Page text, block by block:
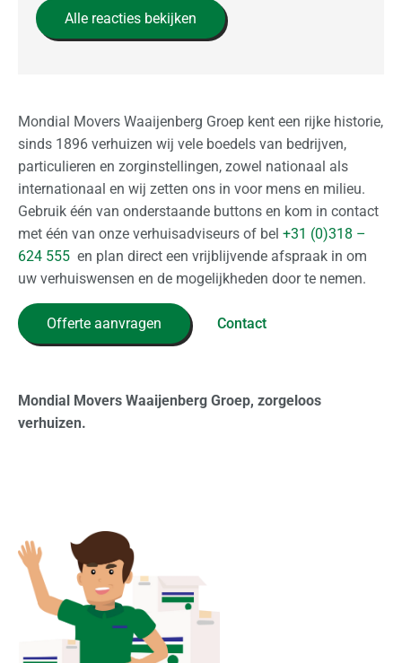
Alle reacties bekijken
Mondial Movers Waaijenberg Groep kent een rijke historie,
sinds 1896 verhuizen wij vele boedels van bedrijven,
particulieren en zorginstellingen, zowel nationaal als
internationaal en wij zetten ons in voor mens en milieu.
Gebruik één van onderstaande buttons en kom in contact
met één van onze verhuisadviseurs of bel +31 (0)318 –
624 555 en plan direct een vrijblijvende afspraak in om
uw verhuiswensen en de mogelijkheden door te nemen.
Offerte aanvragen Contact
Mondial Movers Waaijenberg Groep, zorgeloos
verhuizen.